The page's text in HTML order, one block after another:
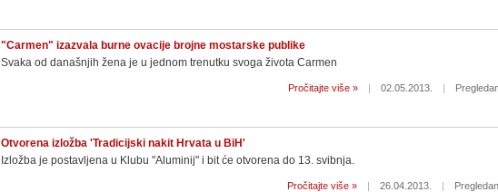
"Carmen" izazvala burne ovacije brojne mostarske publike
Svaka od današnjih žena je u jednom trenutku svoga života Carmen
Pročitajte više » | 02.05.2013. |
Otvorena izložba 'Tradicijski nakit Hrvata u BiH'
Izložba je postavljena u Klubu "Aluminij" i bit će otvorena do 13. svibnja.
Pročitajte više » | 26.04.2013. |